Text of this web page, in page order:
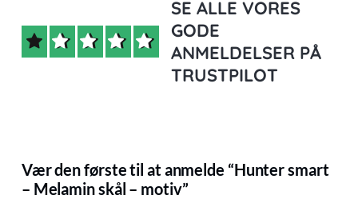
SE ALLE VORES
GODE
ANMELDELSER PÅ
TRUSTPILOT
Vær den første til at anmelde “Hunter smart
– Melamin skål – motiv”